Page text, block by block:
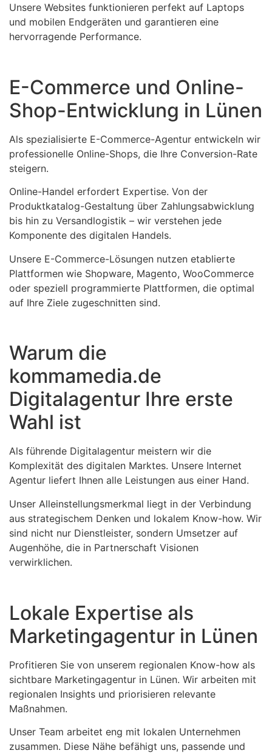
Unsere Websites funktionieren perfekt auf Laptops
und mobilen Endgeräten und garantieren eine
hervorragende Performance.
E-Commerce und Online-
Shop-Entwicklung in Lünen
Als spezialisierte E-Commerce-Agentur entwickeln wir
professionelle Online-Shops, die Ihre Conversion-Rate
steigern.
Online-Handel erfordert Expertise. Von der
Produktkatalog-Gestaltung über Zahlungsabwicklung
bis hin zu Versandlogistik – wir verstehen jede
Komponente des digitalen Handels.
Unsere E-Commerce-Lösungen nutzen etablierte
Plattformen wie Shopware, Magento, WooCommerce
oder speziell programmierte Plattformen, die optimal
auf Ihre Ziele zugeschnitten sind.
Warum die
kommamedia.de
Digitalagentur Ihre erste
Wahl ist
Als führende Digitalagentur meistern wir die
Komplexität des digitalen Marktes. Unsere Internet
Agentur liefert Ihnen alle Leistungen aus einer Hand.
Unser Alleinstellungsmerkmal liegt in der Verbindung
aus strategischem Denken und lokalem Know-how. Wir
sind nicht nur Dienstleister, sondern Umsetzer auf
Augenhöhe, die in Partnerschaft Visionen
verwirklichen.
Lokale Expertise als
Marketingagentur in Lünen
Profitieren Sie von unserem regionalen Know-how als
sichtbare Marketingagentur in Lünen. Wir arbeiten mit
regionalen Insights und priorisieren relevante
Maßnahmen.
Unser Team arbeitet eng mit lokalen Unternehmen
zusammen. Diese Nähe befähigt uns, passende und